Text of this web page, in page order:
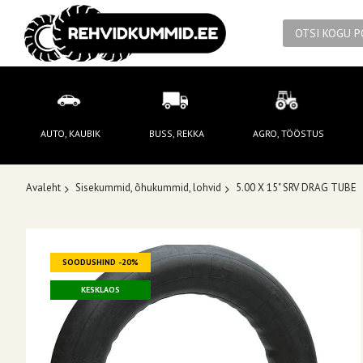
AUTO, KAUBIK BUSS, REKKA AGRO, TÖÖSTUS
Avaleht Sisekummid, õhukummid, lohvid 5.00 X 15" SRV DRAG TUBE
Skip
the
images
gallery
SOODUSHIND -20%
KESKLAOS